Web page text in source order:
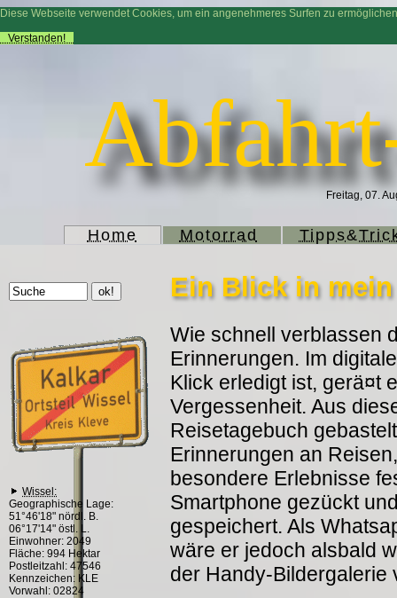
Diese Webseite verwendet Cookies, um ein angenehmeres Surfen zu
Verstanden!
Freitag, 07.
Home Motorrad
Wissel:
Geographische Lage:
51°46'18" nördl. B.
06°17'14" östl. L.
Einwohner: 2049
Fläche: 994 Hektar
Postleitzahl: 47546
Kennzeichen: KLE
Vorwahl: 02824
Ein Blick in
Wie schnell verblassen
Erinnerungen. Im
Klick erledigt ist, gerä¤t
Vergessenheit. Aus
Reisetagebuch
Erinnerungen an
besondere Erlebnisse
Smartphone gezückt
gespeichert. Als
wäre er jedoch alsbald
der Handy-Bildergalerie